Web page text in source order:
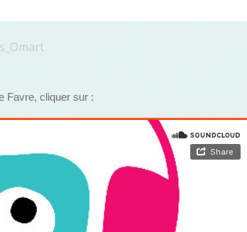
Favre, cliquer sur :